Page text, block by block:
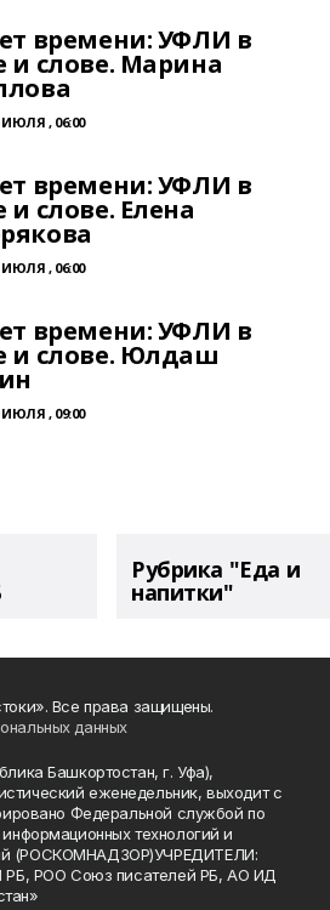
времени: УФЛИ в
и слове. Марина
ИЮЛЯ , 06:00
времени: УФЛИ в
и слове. Елена
ИЮЛЯ , 06:00
времени: УФЛИ в
и слове. Юлдаш
ИЮЛЯ , 09:00
Рубрика "Еда и
напитки"
Все права защищены.
данных
Башкортостан, г. Уфа),
еженедельник, выходит с
Федеральной службой по
технологий и
(РОСКОМНАДЗОР)УЧРЕДИТЕЛИ:
РБ, РОО Союз писателей РБ, АО ИД